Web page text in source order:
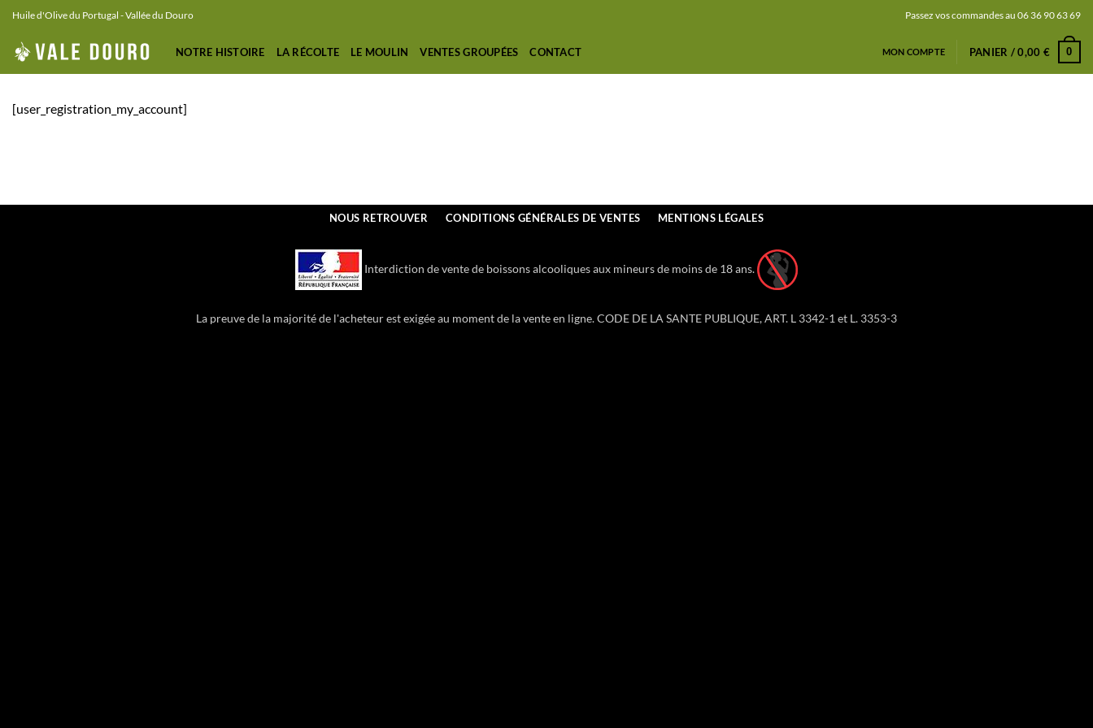
Passer
contenu
Huile d'Olive du Portugal - Vallée du Douro Passez vos commandes au 06 36 90 63 69
NOTRE HISTOIRE LA RÉCOLTE LE MOULIN VENTES GROUPÉES CONTACT MON COMPTE PANIER /0,00 € 0
[user_registration_my_account]
NOUS RETROUVER CONDITIONS GÉNÉRALES DE VENTES MENTIONS LÉGALES
Interdiction de vente de boissons alcooliques aux mineurs de moins de 18 ans.
La preuve de la majorité de l'acheteur est exigée au moment de la vente en ligne. CODE DE LA SANTE PUBLIQUE, ART. L 3342-1 et L. 3353-3